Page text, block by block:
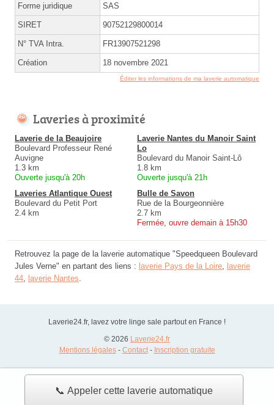
📞 Appeler cette laverie automatique
Forme juridique SAS
SIRET 90752129800014
N° TVA Intra. FR13907521298
Création 18 novembre 2021
Éditer les informations de ma laverie automatique
Laveries à proximité
Laverie de la Beaujoire
Boulevard Professeur René
Auvigne
1.3 km
Ouverte jusqu'à 20h
Laverie Nantes du Manoir Saint
Lo
Boulevard du Manoir Saint-Lô
1.8 km
Ouverte jusqu'à 21h
Laveries Atlantique Ouest
Boulevard du Petit Port
2.4 km
Bulle de Savon
Rue de la Bourgeonnière
2.7 km
Fermée, ouvre demain à 15h30
Retrouvez la page de la laverie automatique "Speedqueen Boulevard
Jules Verne" en partant des liens : laverie Pays de la Loire
laverie
44
laverie Nantes
Laverie24.fr, lavez votre linge sale partout en France !
© 2026 Laverie24.fr
Mentions légales- Contact- Inscription gratuite